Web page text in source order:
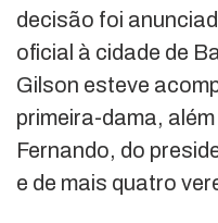
decisão foi
oficial à cidade de
Gilson esteve
primeira-dama,
Fernando, do
e de mais quatro